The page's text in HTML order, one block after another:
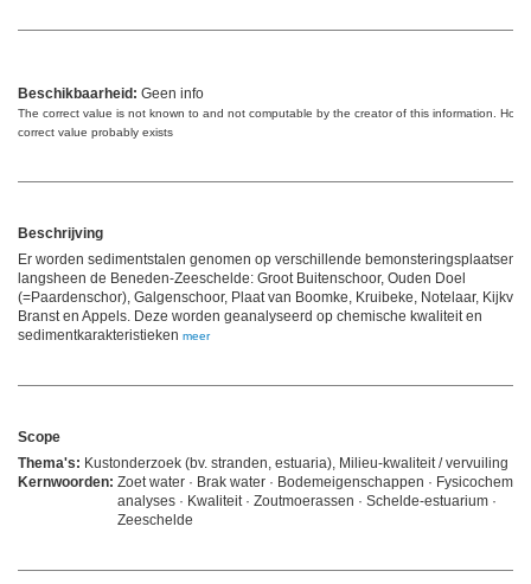
Beschikbaarheid: Geen info
The correct value is not known to and not computable by the creator of this information.
correct value probably exists
Beschrijving
Er worden sedimentstalen genomen op verschillende bemonsteringsplaatsen
langsheen de Beneden-Zeeschelde: Groot Buitenschoor, Ouden Doel
(=Paardenschor), Galgenschoor, Plaat van Boomke, Kruibeke, Notelaar,
Branst en Appels. Deze worden geanalyseerd op chemische kwaliteit en
sedimentkarakteristieken meer
Scope
Thema's: Kustonderzoek (bv. stranden, estuaria), Milieu-kwaliteit / vervuiling
Kernwoorden: Zoet water · Brak water · Bodemeigenschappen ·
analyses · Kwaliteit · Zoutmoerassen · Schelde-estuarium ·
Zeeschelde